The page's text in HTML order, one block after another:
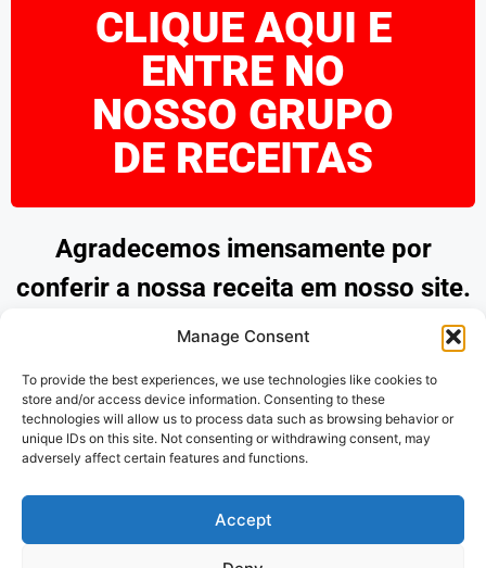
Manage Consent
To provide the best experiences, we use technologies like cookies to
store and/or access device information. Consenting to these
technologies will allow us to process data such as browsing behavior or
unique IDs on this site. Not consenting or withdrawing consent, may
adversely affect certain features and functions.
Accept
CLIQUE AQUI E
ENTRE NO
NOSSO GRUPO
DE RECEITAS
Agradecemos imensamente por
conferir a nossa receita em nosso site.
Esperamos que tenha encontrado
pratos deliciosos. Continue explorando
as nossas opções e desfrute de
Obrigado por nos acompanhar!